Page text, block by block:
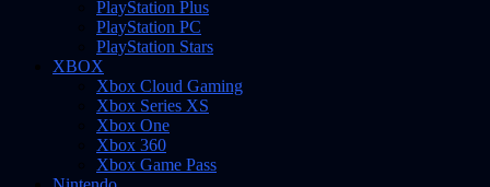
PlayStation Plus
PlayStation PC
PlayStation Stars
XBOX
Xbox Cloud Gaming
Xbox Series XS
Xbox One
Xbox 360
Xbox Game Pass